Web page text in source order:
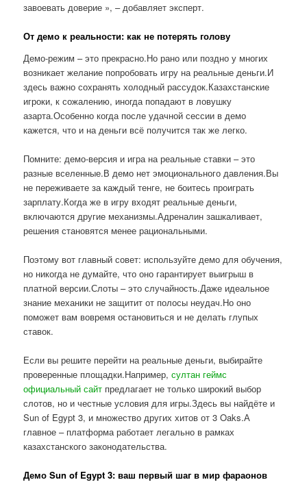
завоевать доверие », – добавляет эксперт.
От демо к реальности: как не потерять голову
Демо-режим – это прекрасно.Но рано или поздно у многих
возникает желание попробовать игру на реальные деньги.И
здесь важно сохранять холодный рассудок.Казахстанские
игроки, к сожалению, иногда попадают в ловушку
азарта.Особенно когда после удачной сессии в демо
кажется, что и на деньги всё получится так же легко.
Помните: демо-версия и игра на реальные ставки – это
разные вселенные.В демо нет эмоционального давления.Вы
не переживаете за каждый тенге, не боитесь проиграть
зарплату.Когда же в игру входят реальные деньги,
включаются другие механизмы.Адреналин зашкаливает,
решения становятся менее рациональными.
Поэтому вот главный совет: используйте демо для обучения,
но никогда не думайте, что оно гарантирует выигрыш в
платной версии.Слоты – это случайность.Даже идеальное
знание механики не защитит от полосы неудач.Но оно
поможет вам вовремя остановиться и не делать глупых
ставок.
Если вы решите перейти на реальные деньги, выбирайте
проверенные площадки.Например,султан геймс
официальный сайт предлагает не только широкий выбор
слотов, но и честные условия для игры.Здесь вы найдёте и
Sun of Egypt 3, и множество других хитов от 3 Oaks.А
главное – платформа работает легально в рамках
казахстанского законодательства.
Демо Sun of Egypt 3: ваш первый шаг в мир фараонов